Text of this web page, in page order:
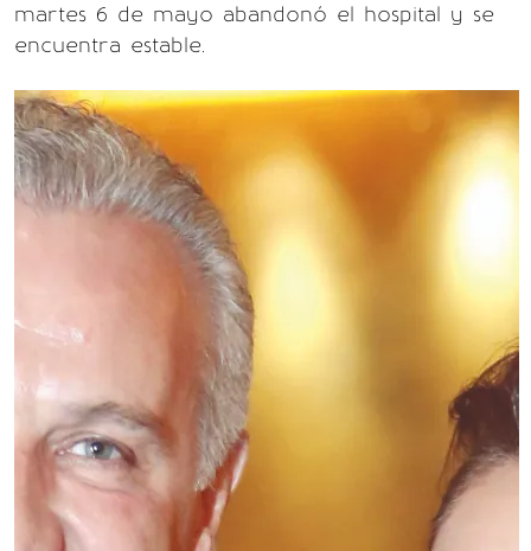
martes 6 de mayo abandonó el hospital y se
encuentra estable.